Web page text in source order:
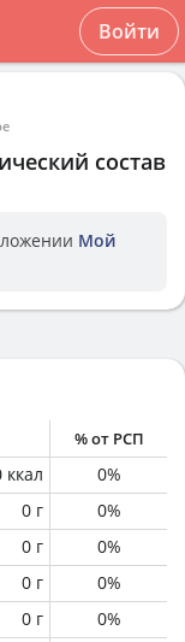
Войти
состав
Мой
% от РСП
ккал 0%
0 г 0%
0 г 0%
0 г 0%
0 г 0%